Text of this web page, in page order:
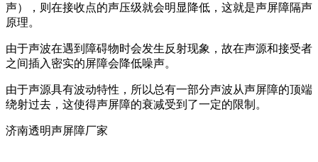
声），则在接收点的声压级就会明显降低，这就是声屏障隔声
原理。
由于声波在遇到障碍物时会发生反射现象，故在声源和接受者
之间插入密实的屏障会降低噪声。
由于声源具有波动特性，所以总有一部分声波从声屏障的顶端
绕射过去，这使得声屏障的衰减受到了一定的限制。
济南透明声屏障厂家